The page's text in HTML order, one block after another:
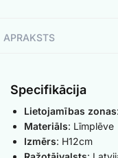
APRAKSTS
Specifikācija
Lietojamības zonas
Materiāls: Līmplēve
Izmērs: H12cm